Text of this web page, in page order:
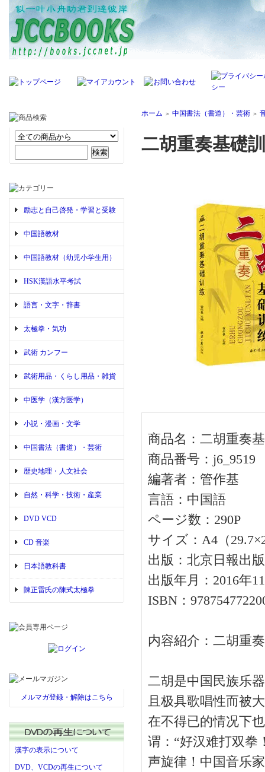
励志と自己啓発・学習と受験
中国語教材
中国語教材（幼児小学生用）
HSK漢語水平考試
語言・文字・辞書
太極拳・気功
武術 カンフー
武術用品・くらし用品・雑貨
中医学（漢方医学）
小説・漫画・文学
中国書法（書道）・芸術
歴史地理・人文社会
自然・科学・技術・産業
DVD VCD
CD 音楽
日本語教科書
陳正雷氏の陳式太極拳
メルマガ登録・解除はこちら
漢字の表示について
DVD、VCDの再生について
ホーム ＞ 中国書法（書道）・芸術 ＞
二胡重奏基礎
商品名：二胡重奏
商品番号：j6_9519
編著者：管作基
言語：中国語
ページ数：290P
サイズ：A4（
出版：北京日報出
出版年月：2016年
ISBN：
内容紹介：二胡重
二胡是中国民族乐
且极具歌唱性而被
在不得已的情况下
谓：“好汉难打双拳
声旋律！中国音乐